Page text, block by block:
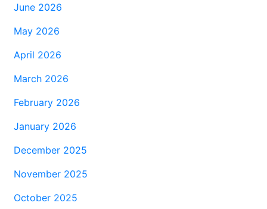
June 2026
May 2026
April 2026
March 2026
February 2026
January 2026
December 2025
November 2025
October 2025